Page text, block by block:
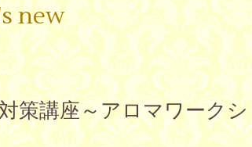
new
策講座～アロマワーク